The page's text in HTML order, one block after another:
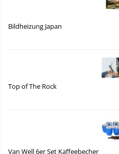
Bildheizung Japan
Top of The Rock
Van Well 6er Set Kaffeebecher